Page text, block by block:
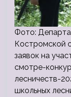
Фото:
Костромской
заявок на
смотре-
лесничеств-
школьных